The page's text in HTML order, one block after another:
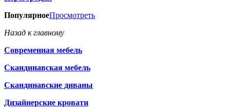
ПопулярноеПросмотреть
Назад к главному
Современная мебель
Скандинавская мебель
Скандинавские диваны
Дизайнерские кровати